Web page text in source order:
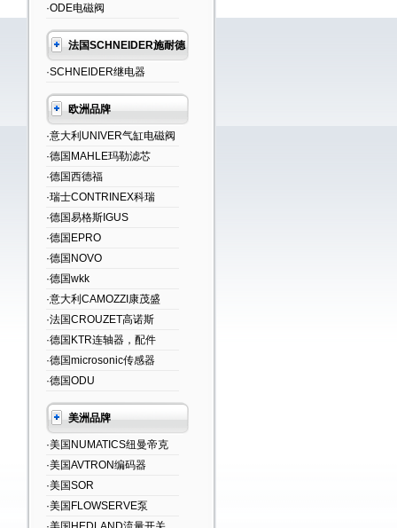
·ODE电磁阀
法国SCHNEIDER施耐德
·SCHNEIDER继电器
欧洲品牌
·意大利UNIVER气缸电磁阀
·德国MAHLE玛勒滤芯
·德国西德福
·瑞士CONTRINEX科瑞
·德国易格斯IGUS
·德国EPRO
·德国NOVO
·德国wkk
·意大利CAMOZZI康茂盛
·法国CROUZET高诺斯
·德国KTR连轴器，配件
·德国microsonic传感器
·德国ODU
美洲品牌
·美国NUMATICS纽曼帝克
·美国AVTRON编码器
·美国SOR
·美国FLOWSERVE泵